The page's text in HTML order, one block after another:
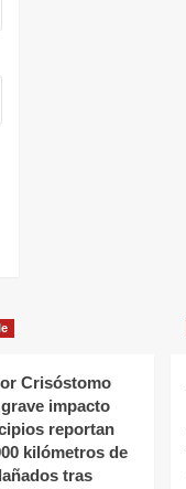
Crisóstomo
impacto
reportan
kilómetros de
tras